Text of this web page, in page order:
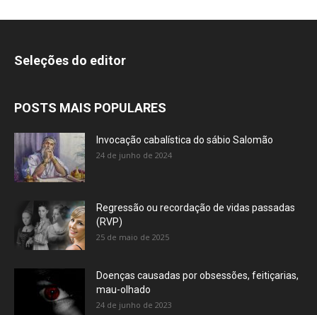
Seleções do editor
POSTS MAIS POPULARES
Invocação cabalística do sábio Salomão
24 de junho de 2024
Regressão ou recordação de vidas passadas
(RVP)
25 de maio de 2025
Doenças causadas por obsessões, feitiçarias,
mau-olhado
24 de junho de 2023